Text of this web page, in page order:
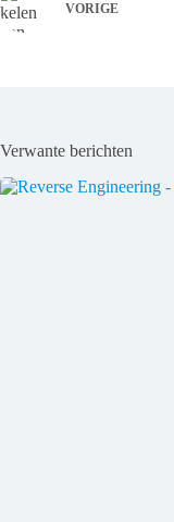
VORIGE
Verwante berichten